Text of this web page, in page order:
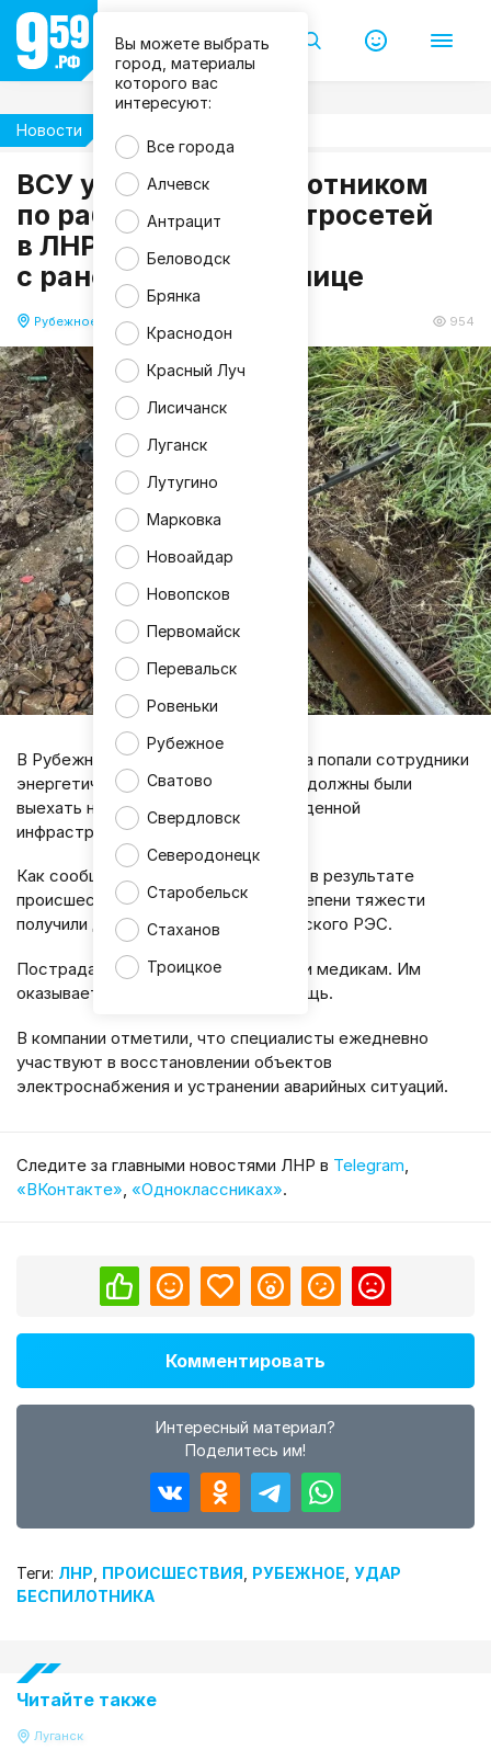
Вы можете выбрать
город, материалы
которого вас
интересуют:
Все города
Алчевск
Антрацит
Беловодск
Брянка
Краснодон
Красный Луч
Лисичанск
Луганск
Лутугино
Марковка
Новоайдар
Новопсков
Первомайск
Перевальск
Ровеньки
Рубежное
Сватово
Свердловск
Северодонецк
Старобельск
Стаханов
Троицкое
Новости
ВСУ ударили беспилотником
по работникам электросетей
в ЛНР: два человека
с ранениями в больнице
Рубежное 23.06.2026 12:28 954
П
в
и
е
л
ь
с
т
в
о
Л
Р
В Рубежном под атаку беспилотника попали сотрудники
энергетической компании, которые должны были
выехать на восстановление поврежденной
инфраструктуры.
Как сообщили в Юго-Западной ЭСК, в результате
происшествия травмы различной степени тяжести
получили двое работников Рубежанского РЭС.
Пострадавших оперативно передали медикам. Им
оказывается вся необходимая помощь.
В компании отметили, что специалисты ежедневно
участвуют в восстановлении объектов
электроснабжения и устранении аварийных ситуаций.
Cледите за главными новостями ЛНР в Telegram
«ВКонтакте» «Одноклассниках».
Комментировать
Интересный материал?
Поделитесь им!
Теги: ЛНР ПРОИСШЕСТВИЯ РУБЕЖНОЕ УДАР
БЕСПИЛОТНИКА
Читайте также
Луганск